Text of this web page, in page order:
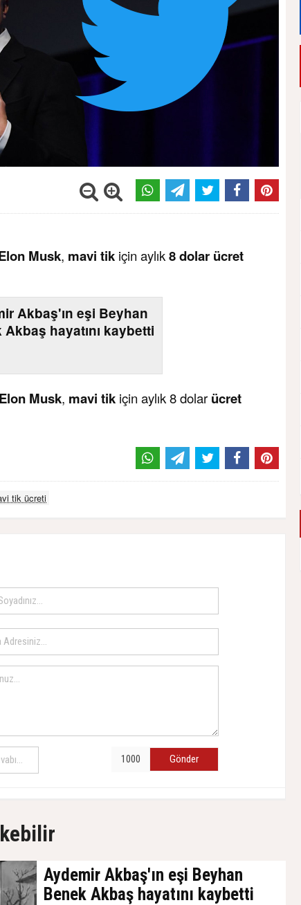
Musk, mavi tik için aylık8 dolar ücret
Akbaş'ın eşi Beyhan
Akbaş hayatını kaybetti
Elon Musk, mavi tik için aylık 8 dolar ücret
tik ücreti
Gönder
Aydemir Akbaş'ın eşi Beyhan
Benek Akbaş hayatını kaybetti